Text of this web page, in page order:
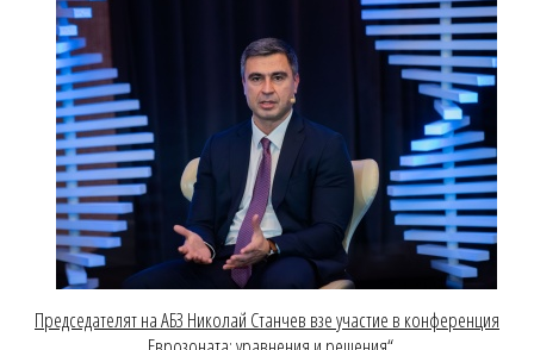
Председателят на АБЗ Николай Станчев взе участие в конференция